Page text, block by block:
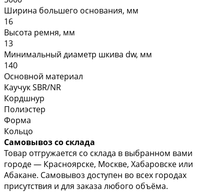
Ширина большего основания, мм
16
Высота ремня, мм
13
Минимальный диаметр шкива dw, мм
140
Основной материал
Каучук SBR/NR
Кордшнур
Полиэстер
Форма
Кольцо
Самовывоз со склада
Товар отгружается со склада в выбранном вами
городе — Красноярске, Москве, Хабаровске или
Абакане. Самовывоз доступен во всех городах
присутствия и для заказа любого объёма.